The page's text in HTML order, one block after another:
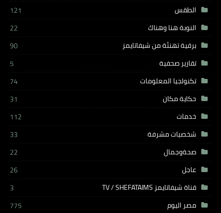
الطقس
121
النوبة هنا وهناك
22
برقية تهنئة من شيفاتايمز
90
تقارير صحفية
5
تكنولجيا المعلومات
74
حكاية مكان
31
خدمات
112
شخصيات مشرفة
33
صحةوجمال
22
عاجل
26
قناة شيفاتايمز TV / SHEFATAIMS
3
مصر اليوم
775